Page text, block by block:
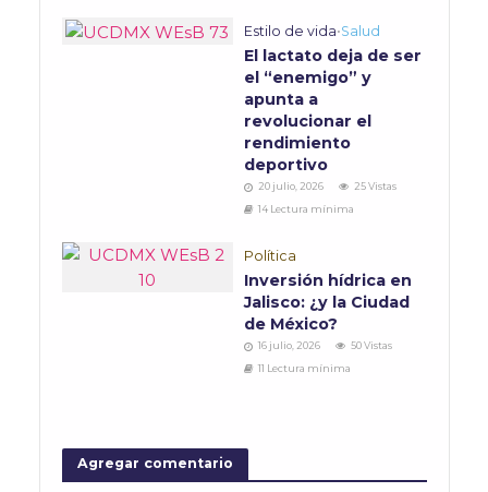
Estilo de vida•Salud
El lactato deja de ser
el “enemigo” y
apunta a
revolucionar el
rendimiento
deportivo
20 julio, 2026
25 Vistas
14 Lectura mínima
Política
Inversión hídrica en
Jalisco: ¿y la Ciudad
de México?
16 julio, 2026
50 Vistas
11 Lectura mínima
Agregar comentario